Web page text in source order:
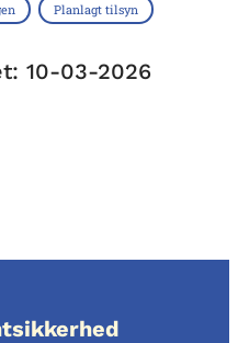
Planlagt tilsyn
10-03-2026